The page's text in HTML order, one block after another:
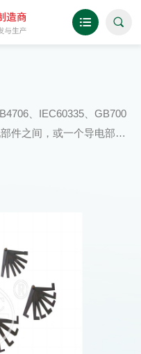
、IEC60335、GB700
件之间，或一个导电部件